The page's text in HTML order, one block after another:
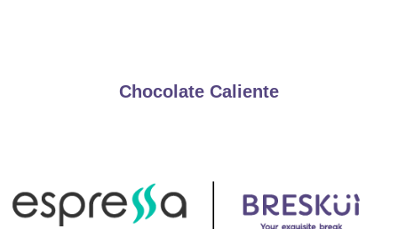
Chocolate Caliente